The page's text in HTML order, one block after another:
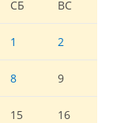
СБ ВС
1 2
8 9
15 16